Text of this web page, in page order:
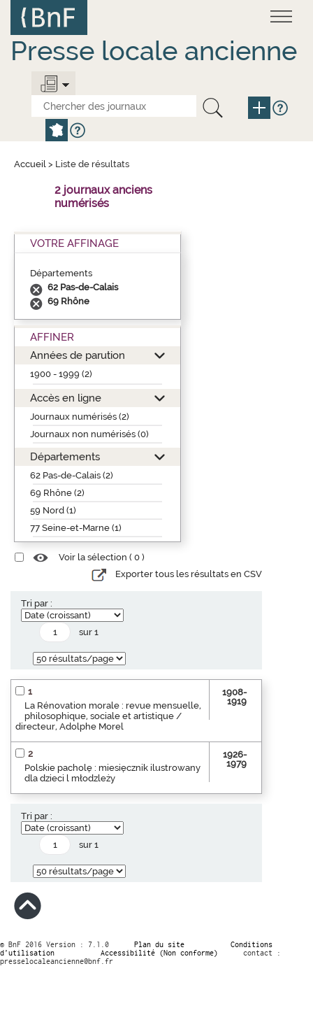
contenu
principal
Presse locale ancienne
Accueil > Liste de résultats
2 journaux anciens
numérisés
VOTRE AFFINAGE
Départements
62 Pas-de-Calais
69 Rhône
AFFINER
Années de parution
1900 - 1999 (2)
Accès en ligne
Journaux numérisés (2)
Journaux non numérisés (0)
Départements
62 Pas-de-Calais (2)
69 Rhône (2)
59 Nord (1)
77 Seine-et-Marne (1)
Voir la sélection ( 0 )
Exporter tous les résultats en CSV
Tri par :
sur 1
1
La Rénovation morale : revue mensuelle,
philosophique, sociale et artistique /
directeur, Adolphe Morel
1908-
1919
2
Polskie pacholę : miesięcznik ilustrowany
dla dzieci l młodzleży
1926-
1979
Tri par :
sur 1
© BnF 2016 Version : 7.1.0 Plan du site
Conditions
d’utilisation
Accessibilité (Non conforme)
contact :
presselocaleancienne@bnf.fr
Panneau de gestion des cookies